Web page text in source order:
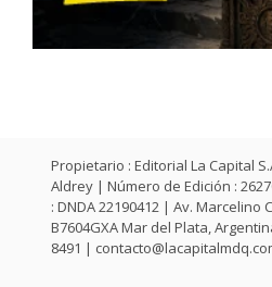
Propietario : Editorial La Capital
Aldrey | Número de Edición :
: DNDA 22190412 | Av. Marcelino
B7604GXA Mar del Plata,
8491 |